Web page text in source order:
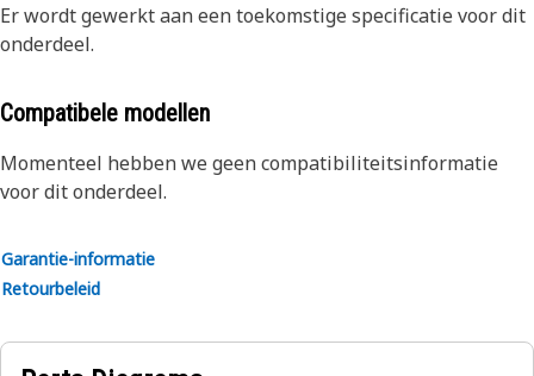
Er wordt gewerkt aan een toekomstige specificatie voor dit
onderdeel.
Compatibele modellen
Momenteel hebben we geen compatibiliteitsinformatie
voor dit onderdeel.
Garantie-informatie
Retourbeleid